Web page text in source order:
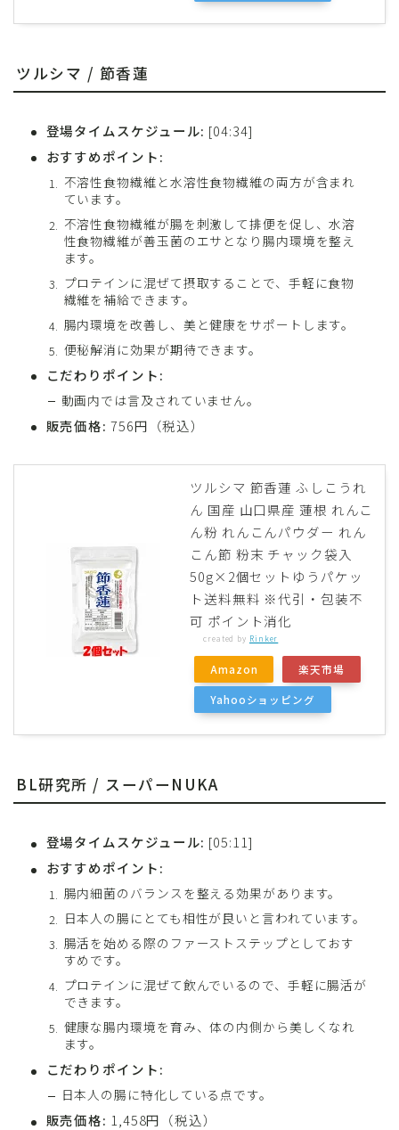
ツルシマ / 節香蓮
登場タイムスケジュール: [04:34]
おすすめポイント:
不溶性食物繊維と水溶性食物繊維の両方が含まれ
ています。
不溶性食物繊維が腸を刺激して排便を促し、水溶
性食物繊維が善玉菌のエサとなり腸内環境を整え
ます。
プロテインに混ぜて摂取することで、手軽に食物
繊維を補給できます。
腸内環境を改善し、美と健康をサポートします。
便秘解消に効果が期待できます。
こだわりポイント:
動画内では言及されていません。
販売価格: 756円（税込）
ツルシマ 節香蓮 ふしこうれ
ん 国産 山口県産 蓮根 れんこ
ん粉 れんこんパウダー れん
こん節 粉末 チャック袋入
50g×2個セットゆうパケッ
ト送料無料 ※代引・包装不
可 ポイント消化
created by Rinker
Amazon 楽天市場
Yahooショッピング
BL研究所 / スーパーNUKA
登場タイムスケジュール: [05:11]
おすすめポイント:
腸内細菌のバランスを整える効果があります。
日本人の腸にとても相性が良いと言われています。
腸活を始める際のファーストステップとしておす
すめです。
プロテインに混ぜて飲んでいるので、手軽に腸活が
できます。
健康な腸内環境を育み、体の内側から美しくなれ
ます。
こだわりポイント:
日本人の腸に特化している点です。
販売価格: 1,458円（税込）